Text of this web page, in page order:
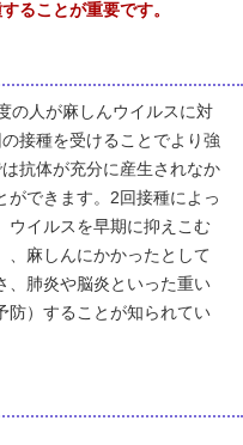
ることが重要です。
の人が麻しんウイルスに対
接種を受けることでより強
抗体が充分に産生されなか
ができます。2回接種によっ
ウイルスを早期に抑えこむ
、麻しんにかかったとして
、肺炎や脳炎といった重い
防）することが知られてい